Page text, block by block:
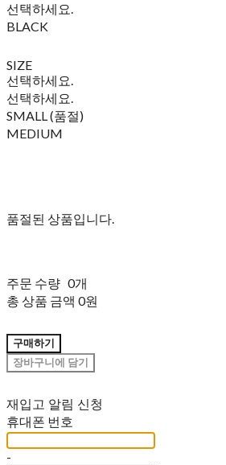
선택하세요.
BLACK
SIZE
선택하세요.
선택하세요.
SMALL (품절)
MEDIUM
품절된 상품입니다.
주문 수량 0개
총 상품 금액 0원
구매하기
장바구니에 담기
재입고 알림 신청
휴대폰 번호
-